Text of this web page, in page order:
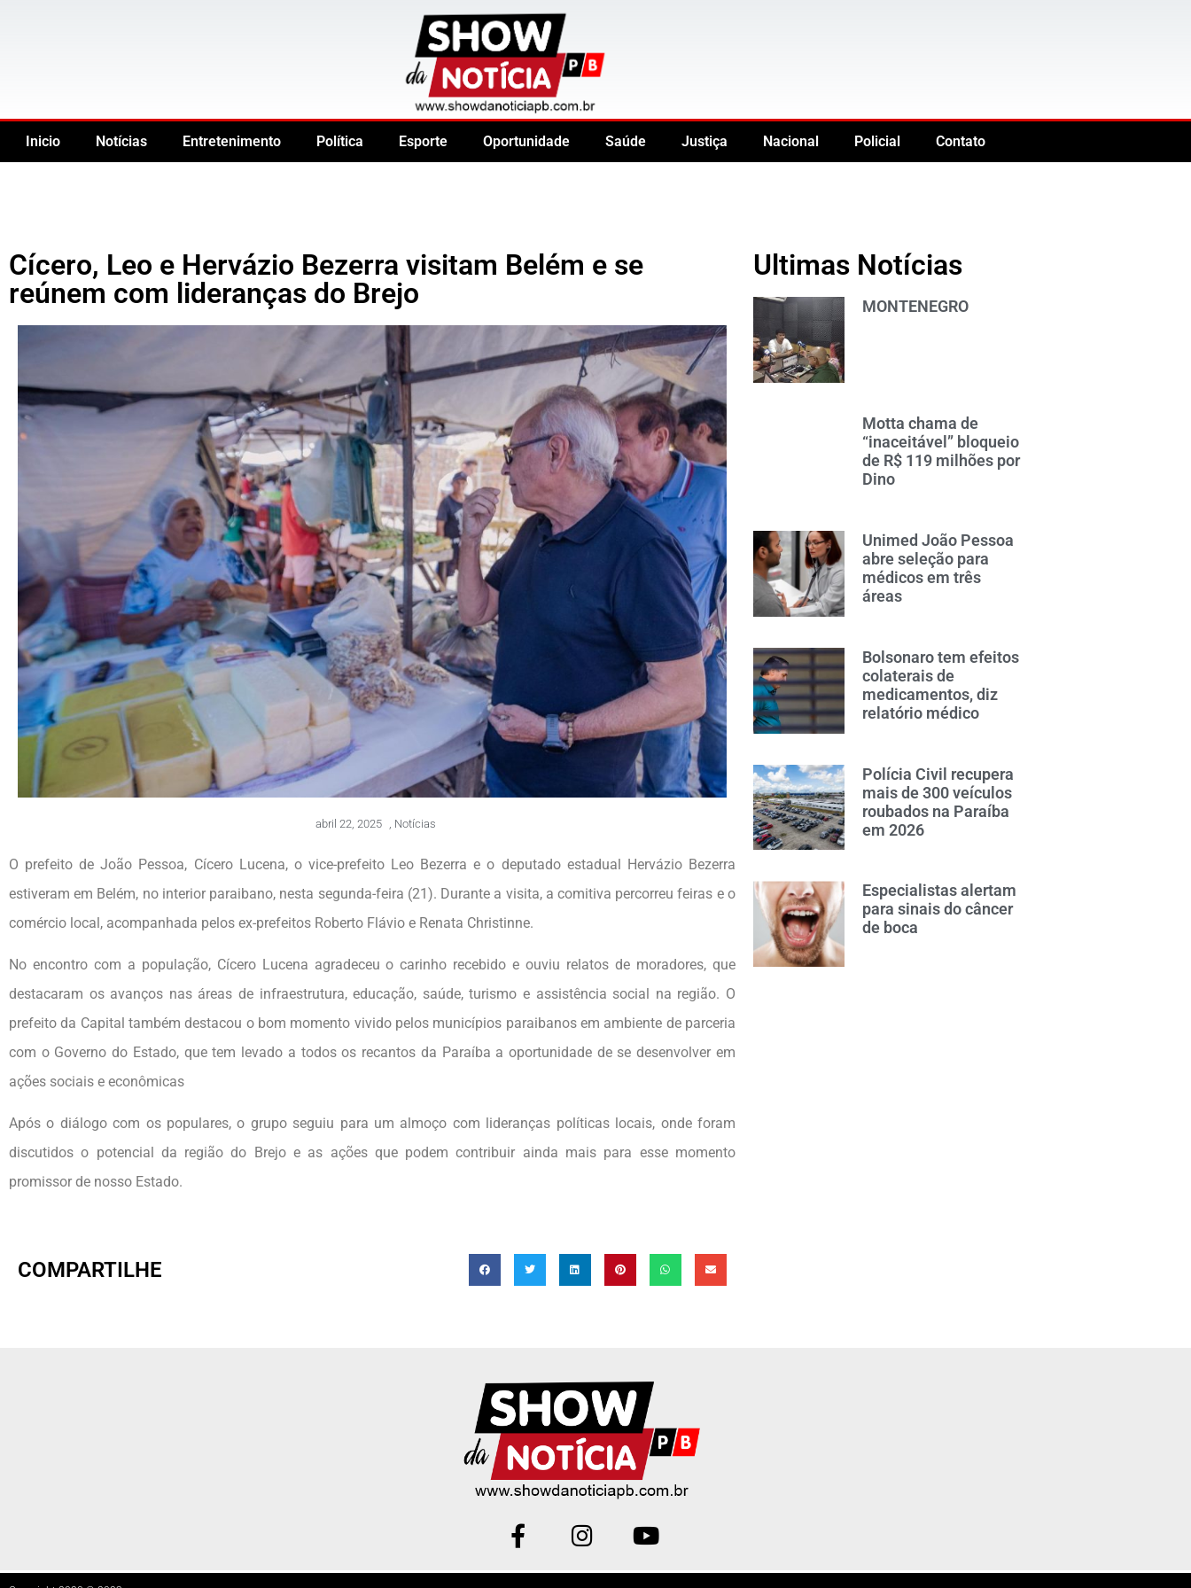
Inicio Notícias Entretenimento Política Esporte Oportunidade Saúde Justiça Nacional Policial Contato
Cícero, Leo e Hervázio Bezerra visitam Belém e se
reúnem com lideranças do Brejo
abril 22, 2025 Notícias
O prefeito de João Pessoa, Cícero Lucena, o vice-prefeito Leo Bezerra e o deputado estadual Hervázio Bezerra
estiveram em Belém, no interior paraibano, nesta segunda-feira (21). Durante a visita, a comitiva percorreu feiras e o
comércio local, acompanhada pelos ex-prefeitos Roberto Flávio e Renata Christinne.
No encontro com a população, Cícero Lucena agradeceu o carinho recebido e ouviu relatos de moradores, que
destacaram os avanços nas áreas de infraestrutura, educação, saúde, turismo e assistência social na região. O
prefeito da Capital também destacou o bom momento vivido pelos municípios paraibanos em ambiente de parceria
com o Governo do Estado, que tem levado a todos os recantos da Paraíba a oportunidade de se desenvolver em
ações sociais e econômicas
Após o diálogo com os populares, o grupo seguiu para um almoço com lideranças políticas locais, onde foram
discutidos o potencial da região do Brejo e as ações que podem contribuir ainda mais para esse momento
promissor de nosso Estado.
COMPARTILHE
Ultimas Notícias
MONTENEGRO
Motta chama de
“inaceitável” bloqueio
de R$ 119 milhões por
Dino
Unimed João Pessoa
abre seleção para
médicos em três
áreas
Bolsonaro tem efeitos
colaterais de
medicamentos, diz
relatório médico
Polícia Civil recupera
mais de 300 veículos
roubados na Paraíba
em 2026
Especialistas alertam
para sinais do câncer
de boca